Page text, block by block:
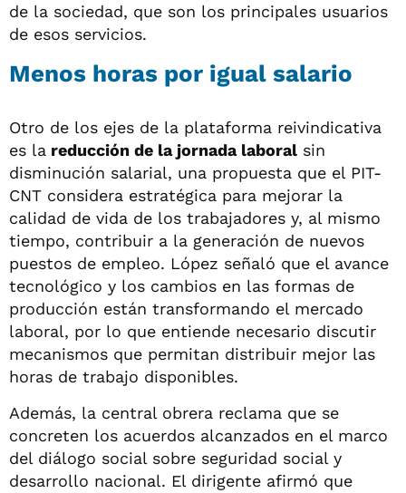
de la sociedad, que son los principales usuarios
de esos servicios.
Menos horas por igual salario
Otro de los ejes de la plataforma reivindicativa
es la reducción de la jornada laboral sin
disminución salarial, una propuesta que el PIT-
CNT considera estratégica para mejorar la
calidad de vida de los trabajadores y, al mismo
tiempo, contribuir a la generación de nuevos
puestos de empleo. López señaló que el avance
tecnológico y los cambios en las formas de
producción están transformando el mercado
laboral, por lo que entiende necesario discutir
mecanismos que permitan distribuir mejor las
horas de trabajo disponibles.
Además, la central obrera reclama que se
concreten los acuerdos alcanzados en el marco
del diálogo social sobre seguridad social y
desarrollo nacional. El dirigente afirmó que